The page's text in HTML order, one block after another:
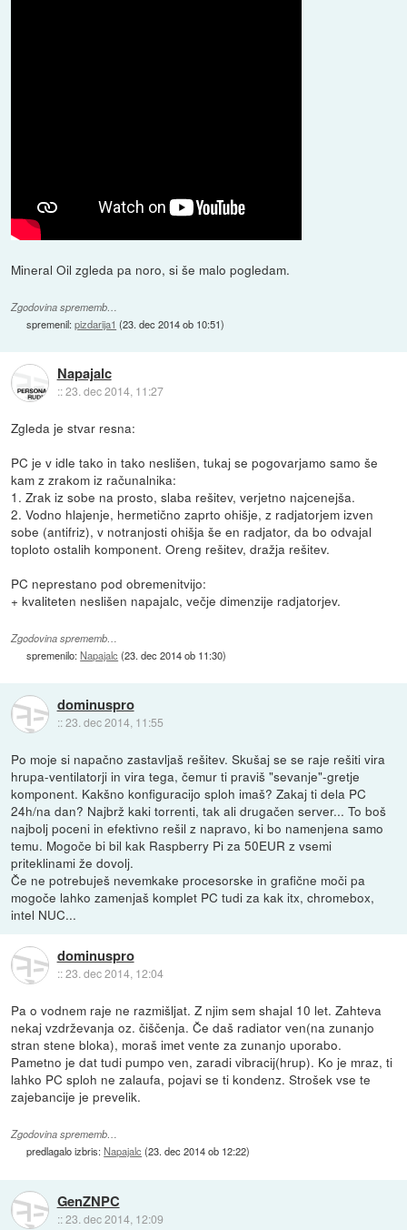
Mineral Oil zgleda pa noro, si še malo pogledam.
Zgodovina sprememb…
spremenil:pizdarija1 (23. dec 2014 ob 10:51)
Napajalc
::23. dec 2014, 11:27
Zgleda je stvar resna:
PC je v idle tako in tako neslišen, tukaj se pogovarjamo samo še
kam z zrakom iz računalnika:
1. Zrak iz sobe na prosto, slaba rešitev, verjetno najcenejša.
2. Vodno hlajenje, hermetično zaprto ohišje, z radjatorjem izven
sobe (antifriz), v notranjosti ohišja še en radjator, da bo odvajal
toploto ostalih komponent. Oreng rešitev, dražja rešitev.
PC neprestano pod obremenitvijo:
+ kvaliteten neslišen napajalc, večje dimenzije radjatorjev.
Zgodovina sprememb…
spremenilo:Napajalc (23. dec 2014 ob 11:30)
dominuspro
::23. dec 2014, 11:55
Po moje si napačno zastavljaš rešitev. Skušaj se se raje rešiti vira
hrupa-ventilatorji in vira tega, čemur ti praviš "sevanje"-gretje
komponent. Kakšno konfiguracijo sploh imaš? Zakaj ti dela PC
24h/na dan? Najbrž kaki torrenti, tak ali drugačen server... To boš
najbolj poceni in efektivno rešil z napravo, ki bo namenjena samo
temu. Mogoče bi bil kak Raspberry Pi za 50EUR z vsemi
priteklinami že dovolj.
Če ne potrebuješ nevemkake procesorske in grafične moči pa
mogoče lahko zamenjaš komplet PC tudi za kak itx, chromebox,
intel NUC...
dominuspro
::23. dec 2014, 12:04
Pa o vodnem raje ne razmišljat. Z njim sem shajal 10 let. Zahteva
nekaj vzdrževanja oz. čiščenja. Če daš radiator ven(na zunanjo
stran stene bloka), moraš imet vente za zunanjo uporabo.
Pametno je dat tudi pumpo ven, zaradi vibracij(hrup). Ko je mraz, ti
lahko PC sploh ne zalaufa, pojavi se ti kondenz. Strošek vse te
zajebancije je prevelik.
Zgodovina sprememb…
predlagalo izbris:Napajalc (23. dec 2014 ob 12:22)
GenZNPC
::23. dec 2014, 12:09